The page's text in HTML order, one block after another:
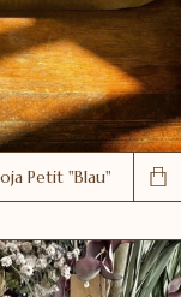
Petit "Blau"